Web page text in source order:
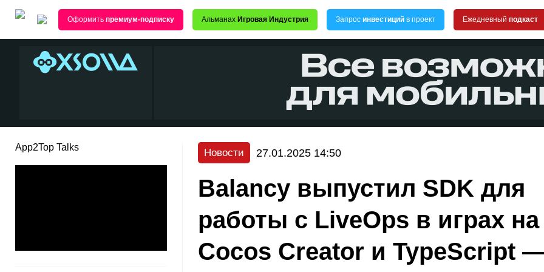
Оформить премиум-подписку Альманах Игровая Индустрия Запрос инвестиций в проект Ежедневный подкаст
App2Top Talks Новости 27.01.2025 14:50
Balancy выпустил SDK для
работы с LiveOps в играх на
Cocos Creator и TypeScript